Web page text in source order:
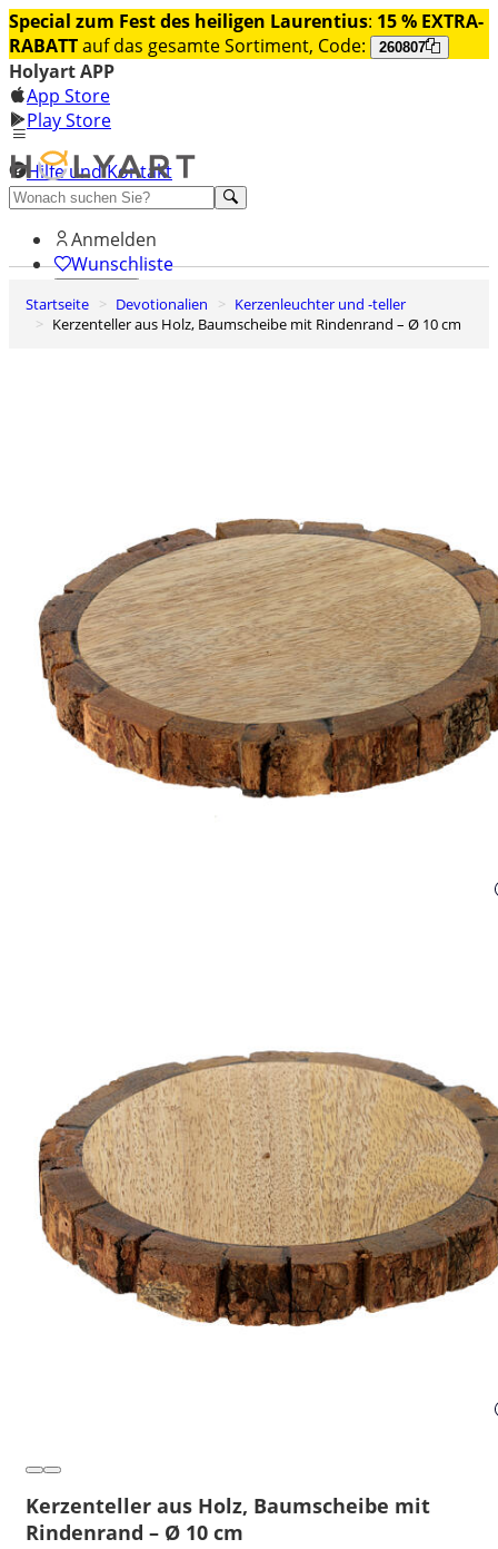
Special zum Fest des heiligen Laurentius: 15 % EXTRA-
RABATTauf das gesamte Sortiment, Code: 260807
Holyart APP
App Store
Play Store
Hilfe und Kontakt
Entdecken Sie Premium
Anmelden
Wunschliste
0
Warenkorb
Startseite Devotionalien
Kerzenleuchter und -teller
Kerzenteller aus Holz, Baumscheibe mit Rindenrand – Ø 10 cm
Kerzenteller aus Holz, Baumscheibe mit
Rindenrand – Ø 10 cm